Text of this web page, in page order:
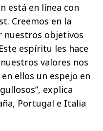
está en línea con
Creemos en la
nuestros objetivos
espíritu les hace
valores nos
ellos un espejo en
explica
Portugal e Italia